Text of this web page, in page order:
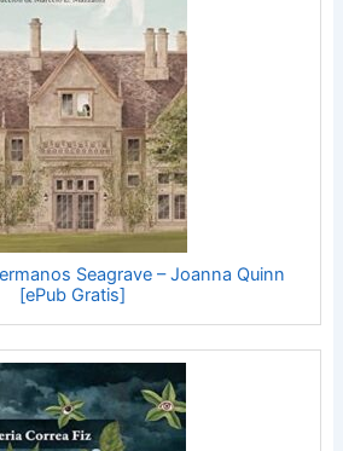
Seagrave – Joanna Quinn
[ePub Gratis]